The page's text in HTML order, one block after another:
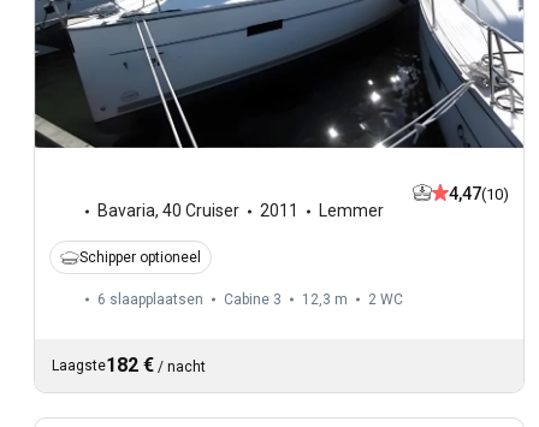
Bavaria, 40 Cruiser 2011 Lemmer
4,47(10)
Schipper optioneel
6 slaapplaatsen Cabine 3 12,3 m 2 WC
Laagste182 € / nacht